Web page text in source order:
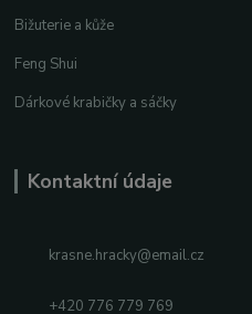
Bižuterie a kůže
Feng Shui
Dárkové krabičky a sáčky
Kontaktní údaje
krasne.hracky@email.cz
+420 776 779 769